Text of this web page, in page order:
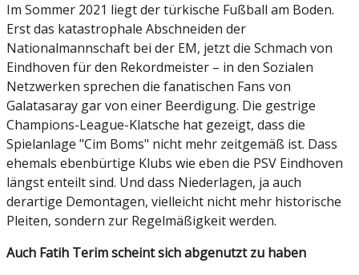
Im Sommer 2021 liegt der türkische Fußball am Boden.
Erst das katastrophale Abschneiden der
Nationalmannschaft bei der EM, jetzt die Schmach von
Eindhoven für den Rekordmeister – in den Sozialen
Netzwerken sprechen die fanatischen Fans von
Galatasaray gar von einer Beerdigung. Die gestrige
Champions-League-Klatsche hat gezeigt, dass die
Spielanlage "Cim Boms" nicht mehr zeitgemäß ist. Dass
ehemals ebenbürtige Klubs wie eben die PSV Eindhoven
längst enteilt sind. Und dass Niederlagen, ja auch
derartige Demontagen, vielleicht nicht mehr historische
Pleiten, sondern zur Regelmäßigkeit werden.
Auch Fatih Terim scheint sich abgenutzt zu haben